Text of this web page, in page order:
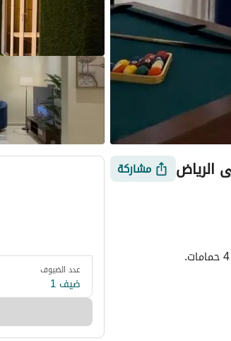
الرياض
مشاركة
أمور يجب معرفتهاعدد الضيوف
ضيف 1